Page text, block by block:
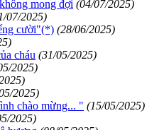
mong đợi (04/07/2025)
07/2025)
cười"(*) (28/06/2025)
cháu (31/05/2025)
2025)
2025)
chào mừng... " (15/05/2025)
2025)